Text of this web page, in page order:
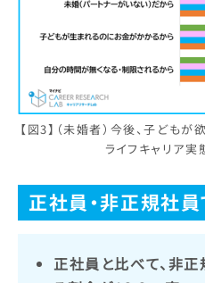
【図3】（未婚者）今後、子ども
ライフキャリア
正社員・非正規社
正社員と比べて、非